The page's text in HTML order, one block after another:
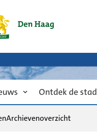
Ontdek de stad
Archievenoverzicht